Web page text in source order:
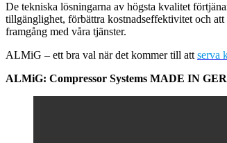
De tekniska lösningarna av högsta kvalitet
tillgänglighet, förbättra kostnadseffektivitet och
framgång med våra tjänster.
ALMiG – ett bra val när det kommer till att serva
ALMiG: Compressor Systems MADE IN